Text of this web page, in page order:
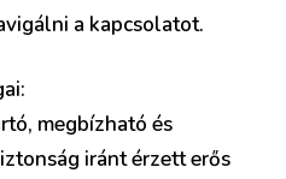
a kapcsolatot.
megbízható és
iránt érzett erős